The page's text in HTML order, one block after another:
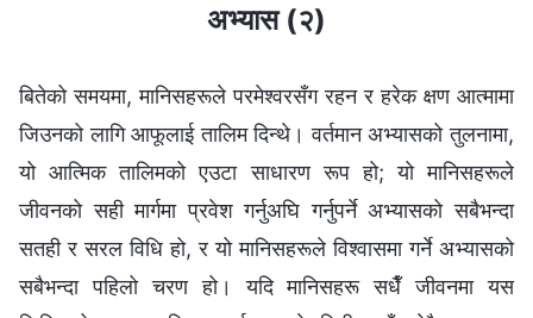
अभ्यास (२)
बितेको समयमा, मानिसहरूले परमेश्‍वरसँग रहन र हरेक क्षण आत्मामा
जिउनको लागि आफूलाई तालिम दिन्थे। वर्तमान अभ्यासको तुलनामा,
यो आत्मिक तालिमको एउटा साधारण रूप हो; यो मानिसहरूले
जीवनको सही मार्गमा प्रवेश गर्नुअघि गर्नुपर्ने अभ्यासको सबैभन्दा
सतही र सरल विधि हो, र यो मानिसहरूले विश्‍वासमा गर्ने अभ्यासको
सबैभन्दा पहिलो चरण हो। यदि मानिसहरू सधैँ जीवनमा यस